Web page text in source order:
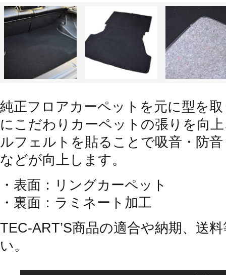
純正フロアカーペットを元に型を
にこだわりカーペットの張りを向
ルフェルトを貼ることで吸音・防
などが向上します。
・表面：リングカーペット
・裏面：ラミネート加工
TEC-ART’S商品の適合や納期、送
い。